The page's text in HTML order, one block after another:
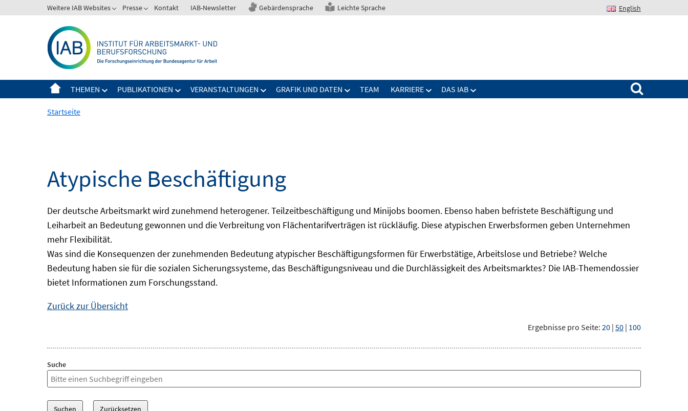
zum
Weitere IAB Websites Presse Kontakt IAB-Newsletter Gebärdensprache Leichte Sprache English
THEMEN PUBLIKATIONEN VERANSTALTUNGEN GRAFIK UND DATEN TEAM KARRIERE DAS IAB
Suchen nach:
Startseite
Atypische Beschäftigung
Der deutsche Arbeitsmarkt wird zunehmend heterogener. Teilzeitbeschäftigung und Minijobs boomen. Ebenso haben befristete Beschäftigung und
Leiharbeit an Bedeutung gewonnen und die Verbreitung von Flächentarifverträgen ist rückläufig. Diese atypischen Erwerbsformen geben Unternehmen
mehr Flexibilität.
Was sind die Konsequenzen der zunehmenden Bedeutung atypischer Beschäftigungsformen für Erwerbstätige, Arbeitslose und Betriebe? Welche
Bedeutung haben sie für die sozialen Sicherungssysteme, das Beschäftigungsniveau und die Durchlässigkeit des Arbeitsmarktes? Die IAB-Themendossier
bietet Informationen zum Forschungsstand.
Zurück zur Übersicht
Ergebnisse pro Seite: 20 | 50 | 100
Suche